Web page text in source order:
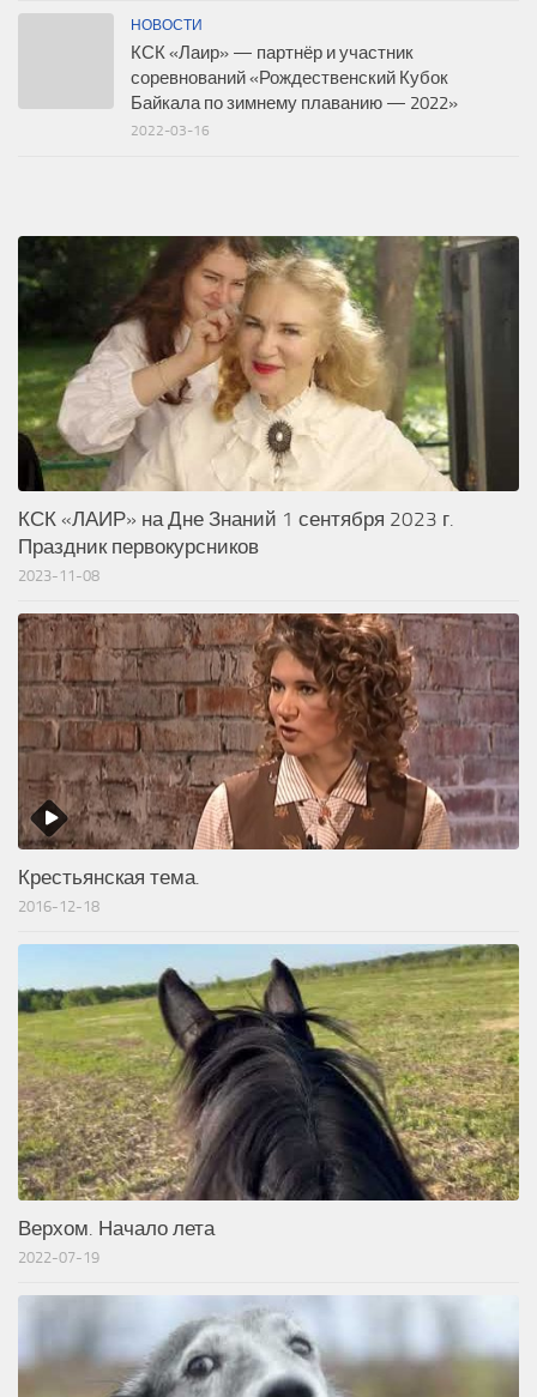
НОВОСТИ
КСК «Лаир» — партнёр и участник
соревнований «Рождественский Кубок
Байкала по зимнему плаванию — 2022»
2022-03-16
КСК «ЛАИР» на Дне Знаний 1 сентября 2023 г.
Праздник первокурсников
2023-11-08
Крестьянская тема.
2016-12-18
Верхом. Начало лета
2022-07-19